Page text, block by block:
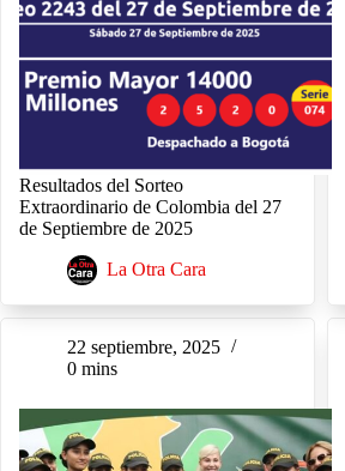
Resultados del Sorteo
Extraordinario de Colombia del 27
de Septiembre de 2025
La Otra Cara
22 septiembre, 2025
0 mins